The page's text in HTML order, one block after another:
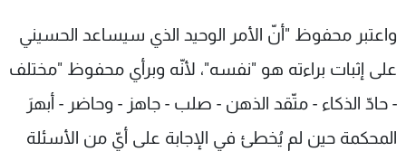
واعتبر محفوظ "أنّ الأمر الوحيد الذي سيساعد الحسيني
على إثبات براءته هو "نفسه"، لأنّه وبرأي محفوظ "مختلف
- حادّ الذكاء - متّقد الذهن - صلب - جاهز - وحاضر - أبهرَ
المحكمة حين لم يُخطئ في الإجابة على أيّ من الأسئلة